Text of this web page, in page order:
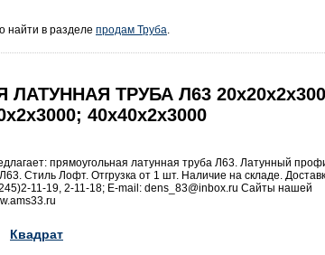
найти в разделе продам Труба.
ЛАТУННАЯ ТРУБА Л63
40х40х2х3000
прямоугольная латунная труба Л63. Латунный
Стиль Лофт. Отгрузка от 1 шт. Наличие на складе.
11-19, 2-11-18; Е-mail: dens_83@inbox.ru Сайты нашей
Квадрат